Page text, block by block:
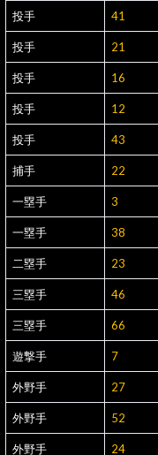
投手 41
投手 21
投手 16
投手 12
投手 43
捕手 22
一塁手 3
一塁手 38
二塁手 23
三塁手 46
三塁手 66
遊撃手 7
外野手 27
外野手 52
外野手 24